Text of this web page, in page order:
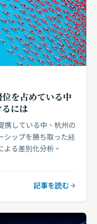
を占めている中
には
携している中、杭州の
シップを勝ち取った経
る差別化分析。
記事を読む